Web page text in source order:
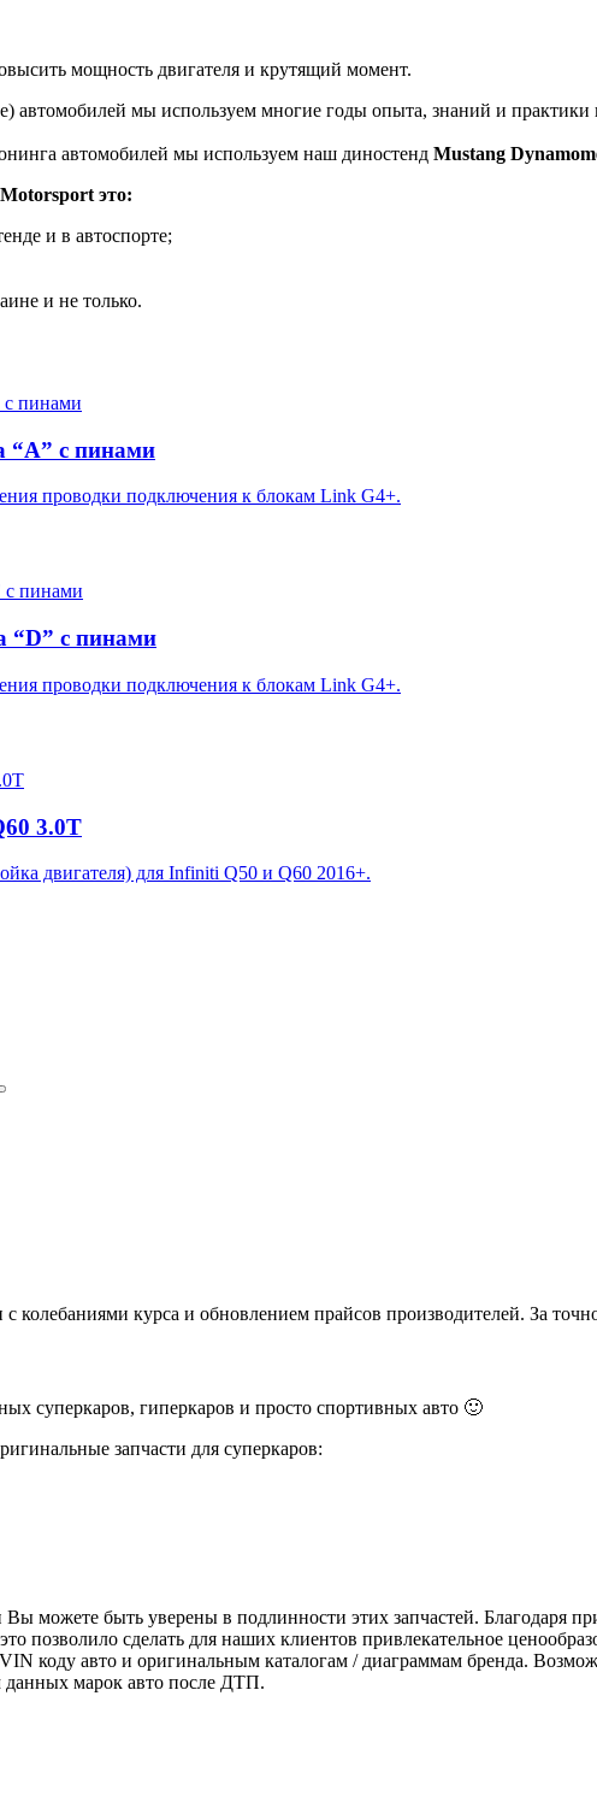
мощность двигателя и крутящий момент.
автомобилей мы используем многие годы опыта, знаний и
автомобилей мы используем наш диностенд Mustang
это:
и в автоспорте;
и не только.
“А” с пинами
проводки подключения к блокам Link G4+.
“D” с пинами
проводки подключения к блокам Link G4+.
3.0T
двигателя) для Infiniti Q50 и Q60 2016+.
с колебаниями курса и обновлением прайсов производителей. За
суперкаров, гиперкаров и просто спортивных авто 🙂
запчасти для суперкаров:
Вы можете быть уверены в подлинности этих запчастей. Благодаря
позволило сделать для наших клиентов привлекательное
коду авто и оригинальным каталогам / диаграммам бренда.
данных марок авто после ДТП.